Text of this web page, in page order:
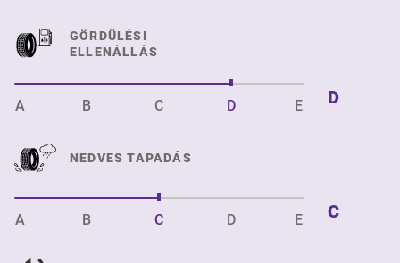
GÖRDÜLÉSI
ELLENÁLLÁS
A B C D E D
NEDVES TAPADÁS
A B C D E C